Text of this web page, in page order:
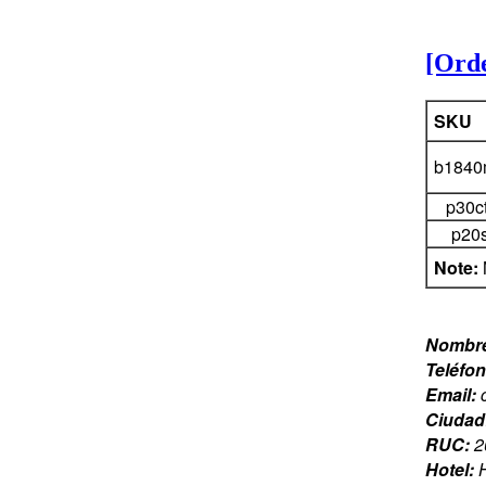
SKU
Note:
Email:
RUC:
Hotel: